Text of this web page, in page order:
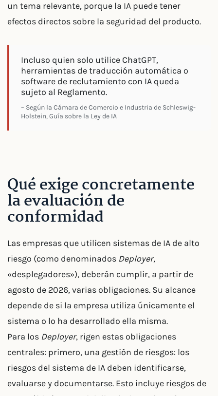
un tema relevante, porque la IA puede tener
efectos directos sobre la seguridad del producto.
Incluso quien solo utilice ChatGPT,
herramientas de traducción automática o
software de reclutamiento con IA queda
sujeto al Reglamento.
– Según la Cámara de Comercio e Industria de Schleswig-
Holstein, Guía sobre la Ley de IA
Qué exige concretamente
la evaluación de
conformidad
Las empresas que utilicen sistemas de IA de alto
riesgo (como denominados Deployer,
«desplegadores»), deberán cumplir, a partir de
agosto de 2026, varias obligaciones. Su alcance
depende de si la empresa utiliza únicamente el
sistema o lo ha desarrollado ella misma.
Para los Deployer, rigen estas obligaciones
centrales: primero, una gestión de riesgos: los
riesgos del sistema de IA deben identificarse,
evaluarse y documentarse. Esto incluye riesgos de